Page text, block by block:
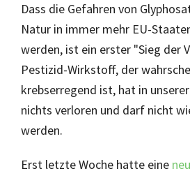
Dass die Gefahren von
Natur in immer mehr EU-
werden, ist ein erster "Sieg der
Pestizid-Wirkstoff, der
krebserregend ist, hat in
nichts verloren und darf nicht
werden.
Erst letzte Woche hatte eine